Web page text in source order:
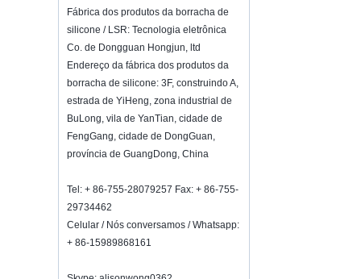
K-Ring's booth number N6819 - The
Inspired Home Show,McCormick Place,
Chicago, IL, March 5-7, 20
We are going toattend The Inspired
Home Show,McCormick Place,
Chicago, IL, March 5-7, 2022,booth
Como manter o vinho fresco?
Não beber muito, mesmo que seja bom
garrafa de vinho hermética.Garrafa de
vinho de silicone ...
Participaremos do Mega Show Part
Fábrica dos produtos da borracha de
silicone / LSR: Tecnologia eletrônica
Co. de Dongguan Hongjun, ltd
Endereço da fábrica dos produtos da
borracha de silicone: 3F, construindo A,
estrada de YiHeng, zona industrial de
BuLong, vila de YanTian, ​​cidade de
FengGang, cidade de DongGuan,
província de GuangDong, China
Tel: + 86-755-28079257 Fax: + 86-755-
29734462
Celular / Nós conversamos / Whatsapp:
+ 86-15989868161